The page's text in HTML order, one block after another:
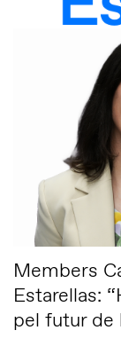
Members
Estarellas:
pel futur de